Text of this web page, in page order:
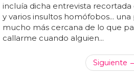
incluía dicha entrevista recortada
y varios insultos homófobos...
mucho más cercana de lo que
callarme cuando alguien...
Siguiente